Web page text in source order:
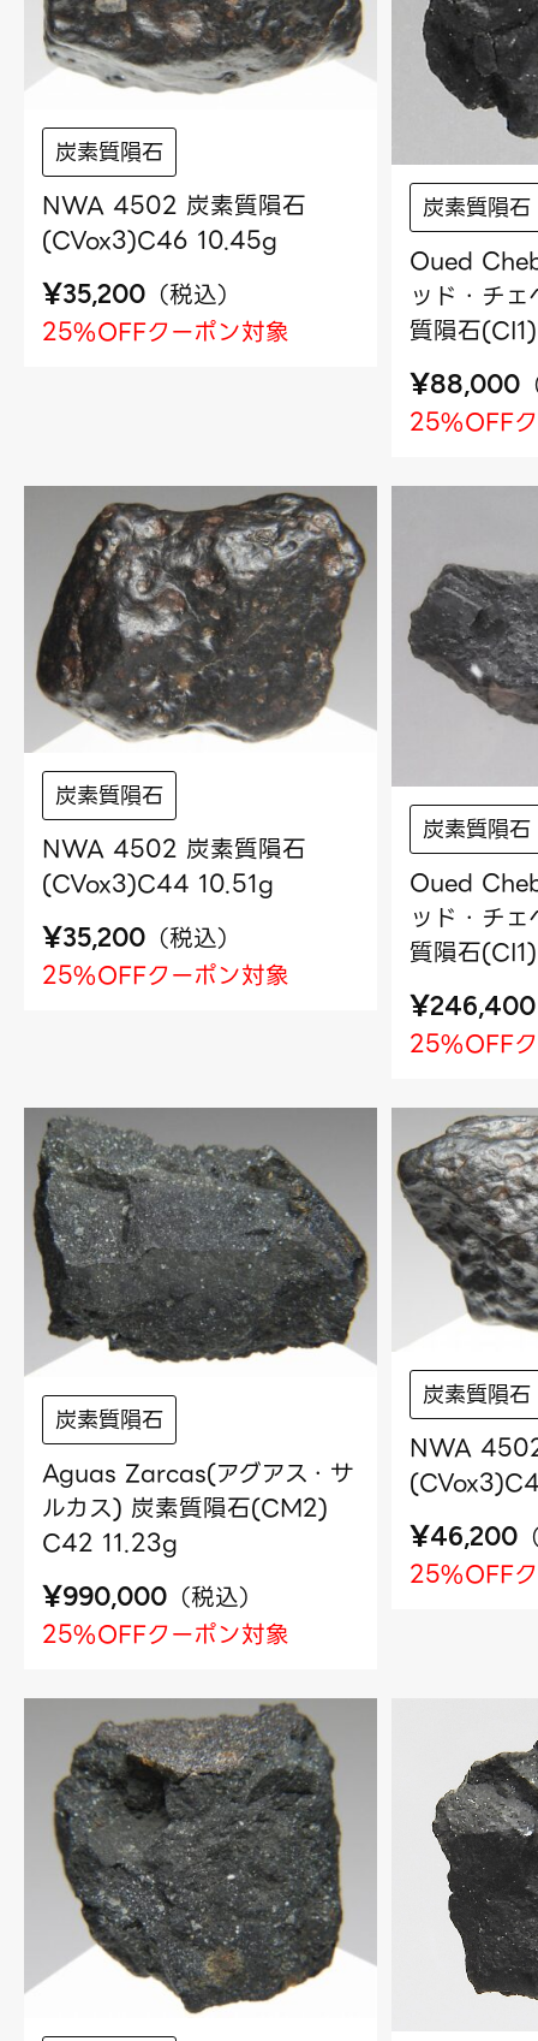
炭素質隕石
NWA 4502 炭素質隕石
(CVox3)C46 10.45g
¥35,200 （税込）
25%OFFクーポン対象
炭素質隕石
Oued
ッド・チ
質隕石
¥88,000
25%OFF
炭素質隕石
NWA 4502 炭素質隕石
(CVox3)C44 10.51g
¥35,200 （税込）
25%OFFクーポン対象
炭素質隕石
Oued
ッド・チ
質隕石
¥246,400
25%OFF
炭素質隕石
Aguas Zarcas(アグアス・サ
ルカス) 炭素質隕石(CM2)
C42 11.23g
¥990,000 （税込）
25%OFFクーポン対象
炭素質隕石
NWA
¥46,200
25%OFF